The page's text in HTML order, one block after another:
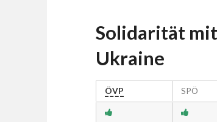
Solidarität
Ukraine
ÖVP SPÖ